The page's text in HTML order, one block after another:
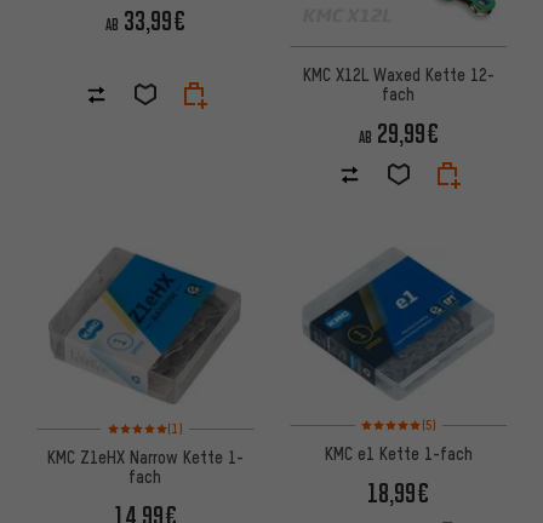
AB 33,99€
KMC X12L Waxed Kette 12-
fach
AB 29,99€
Bewertungen: 5 von 5 basierend auf 1 Bewertungen
(1)
KMC Z1eHX Narrow Kette 1-
fach
14,99€
Bewertungen: 5 von 5
(5)
KMC e1 Kette 1-fach
18,99€